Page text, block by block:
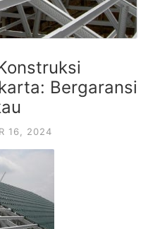
Bergaransi
16, 2024